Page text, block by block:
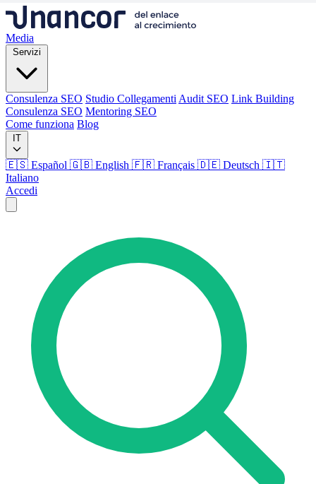
Media
Servizi
Consulenza SEO Studio Collegamenti Audit SEO Link Building
Consulenza SEO Mentoring SEO
Come funziona Blog
IT
🇪🇸 Español 🇬🇧 English 🇫🇷 Français 🇩🇪 Deutsch 🇮🇹
Italiano
Accedi
Consulenza SEO Studio Collegamenti Audit SEO
Consulenza SEO
Come funziona
Lingua
🇪🇸 ES
🇬🇧 EN
Accedi